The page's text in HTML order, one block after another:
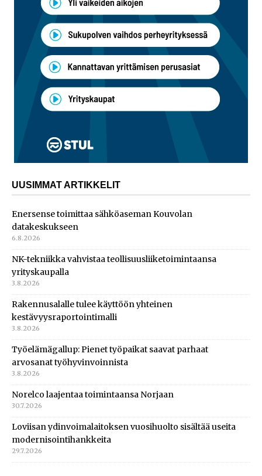
UUSIMMAT ARTIKKELIT
Enersense toimittaa sähköaseman Kouvolan
datakeskukseen
6.8.2026
NK-tekniikka vahvistaa teollisuusliiketoimintaansa
yrityskaupalla
3.8.2026
Rakennusalalle tulee käyttöön yhteinen
kestävyysraportointimalli
3.8.2026
Työelämägallup: Pienet työpaikat saavat parhaat
arvosanat työhyvinvoinnista
3.8.2026
Norelco laajentaa toimintaansa Norjaan
30.7.2026
Loviisan ydinvoimalaitoksen vuosihuolto sisältää useita
modernisointihankkeita
29.7.2026